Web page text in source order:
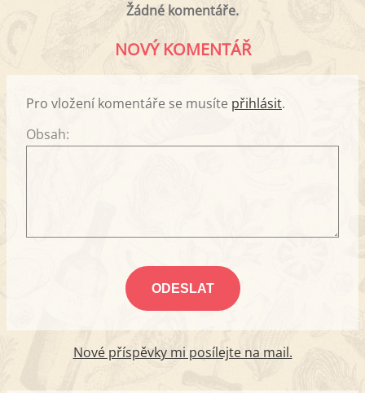
Žádné komentáře.
NOVÝ KOMENTÁŘ
Pro vložení komentáře se musíte přihlásit.
Obsah:
Nové příspěvky mi posílejte na mail.